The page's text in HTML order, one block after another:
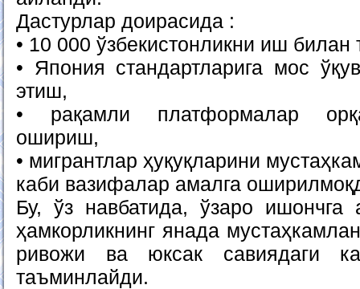
Дастурлар доирасида :
• 10 000 ўзбекистонликни иш
• Япония стандартларига мос
этиш,
• рақамли платформалар
ошириш,
• мигрантлар ҳуқуқларини
каби вазифалар амалга
Бу, ўз навбатида, ўзаро ишончга
ҳамкорликнинг янада
ривожи ва юксак савиядаги
таъминлайди.